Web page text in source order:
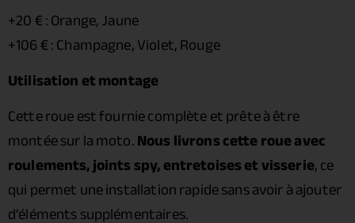
+20 € : Orange, Jaune
+106 € : Champagne, Violet, Rouge
Utilisation et montage
Cette roue est fournie complète et prête à être
montée sur la moto.Nous livrons cette roue avec
roulements, joints spy, entretoises et visserie, ce
qui permet une installation rapide sans avoir à ajouter
d’éléments supplémentaires.